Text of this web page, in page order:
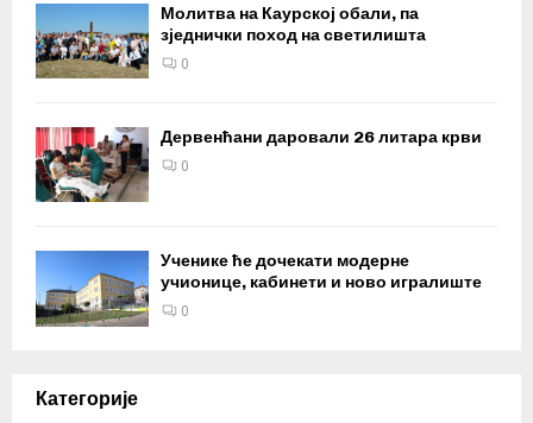
Молитва на Каурској обали, па
зједнички поход на светилишта
0
Дервенћани даровали 26 литара крви
0
Ученике ће дочекати модерне
учионице, кабинети и ново игралиште
0
Категорије